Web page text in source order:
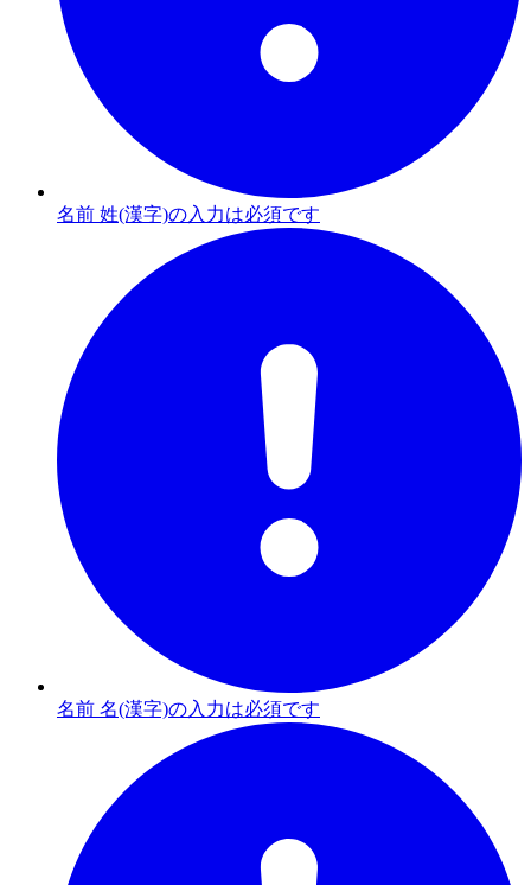
名前 姓(漢字)の入力は必須です
名前 名(漢字)の入力は必須です